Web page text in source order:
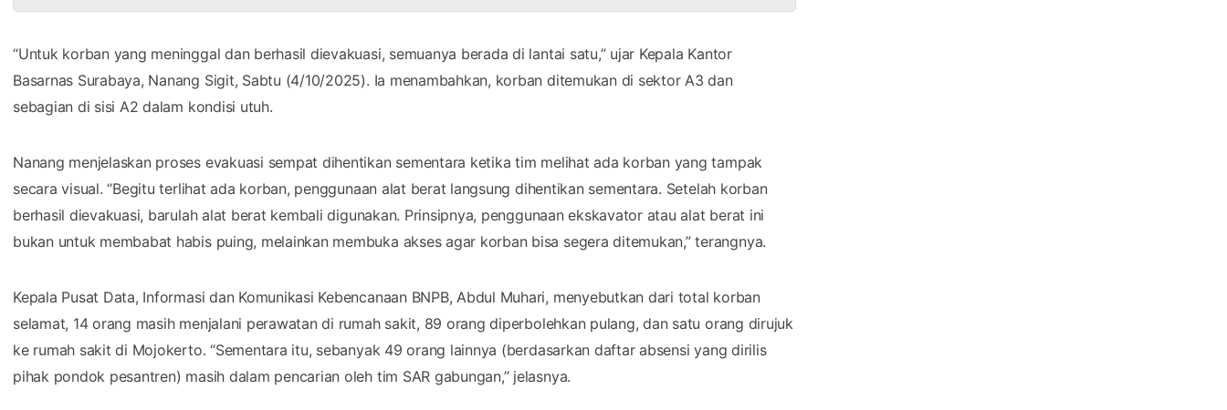
“Untuk korban yang meninggal dan berhasil dievakuasi, semuanya berada di lantai satu,” ujar Kepala Kantor
Basarnas Surabaya, Nanang Sigit, Sabtu (4/10/2025). Ia menambahkan, korban ditemukan di sektor A3 dan
sebagian di sisi A2 dalam kondisi utuh.
Nanang menjelaskan proses evakuasi sempat dihentikan sementara ketika tim melihat ada korban yang tampak
secara visual. “Begitu terlihat ada korban, penggunaan alat berat langsung dihentikan sementara. Setelah korban
berhasil dievakuasi, barulah alat berat kembali digunakan. Prinsipnya, penggunaan ekskavator atau alat berat ini
bukan untuk membabat habis puing, melainkan membuka akses agar korban bisa segera ditemukan,” terangnya.
Kepala Pusat Data, Informasi dan Komunikasi Kebencanaan BNPB, Abdul Muhari, menyebutkan dari total korban
selamat, 14 orang masih menjalani perawatan di rumah sakit, 89 orang diperbolehkan pulang, dan satu orang dirujuk
ke rumah sakit di Mojokerto. “Sementara itu, sebanyak 49 orang lainnya (berdasarkan daftar absensi yang dirilis
pihak pondok pesantren) masih dalam pencarian oleh tim SAR gabungan,” jelasnya.